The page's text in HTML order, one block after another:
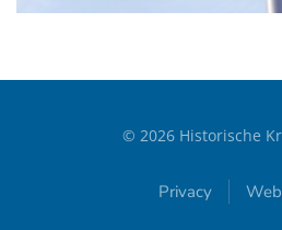
© 2026Historische
Privacy